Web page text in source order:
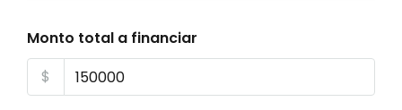
Monto total a financiar
$